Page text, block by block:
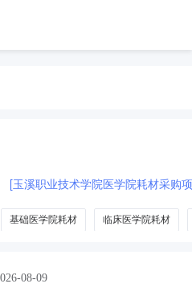
[玉溪职业技术学院医学院耗材采购
基础医学院耗材 临床医学院耗材
08-09